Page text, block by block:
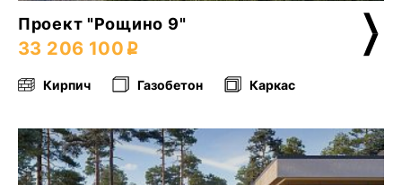
Проект "Рощино 9"
33 206 100
Кирпич Газобетон Каркас